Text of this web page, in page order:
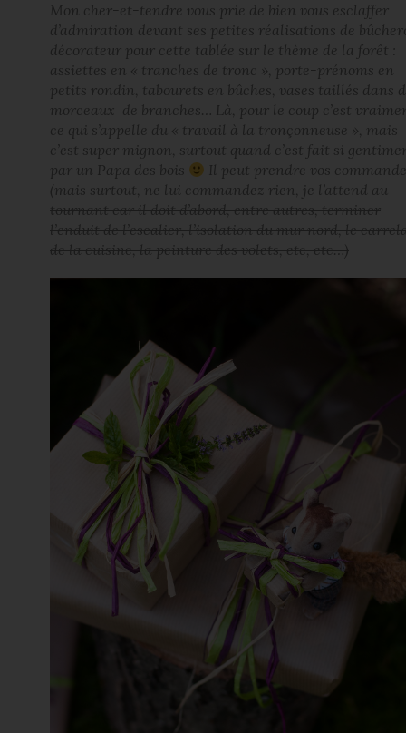
Mon cher-et-tendre vous prie de bien vous esclaffer
d’admiration devant ses petites réalisations de
décorateur pour cette tablée sur le thème de la forêt :
assiettes en « tranches de tronc », porte-prénoms en
petits rondin, tabourets en bûches, vases taillés dans
morceaux de branches… Là, pour le coup c’est
ce qui s’appelle du « travail à la tronçonneuse », mais
c’est super mignon, surtout quand c’est fait si
par un Papa des bois
Il peut prendre vos
(mais surtout, ne lui commandez rien, je l’attend au
tournant car il doit d’abord, entre autres, terminer
l’enduit de l’escalier, l’isolation du mur nord, le
de la cuisine, la peinture des volets, etc, etc…)